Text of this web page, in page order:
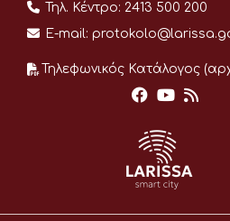
Τηλ. Κέντρο: 2413 500 200
E-mail:
Τηλεφωνικός Κατάλογος